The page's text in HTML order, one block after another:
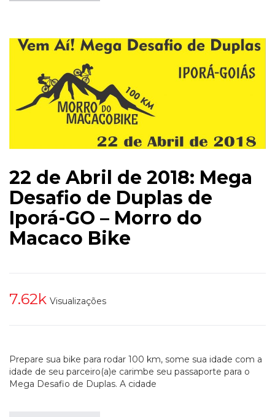
22 de Abril de 2018: Mega
Desafio de Duplas de
Iporá-GO – Morro do
Macaco Bike
7.62k Visualizações
Prepare sua bike para rodar 100 km, some sua idade com a
idade de seu parceiro(a)e carimbe seu passaporte para o
Mega Desafio de Duplas. A cidade